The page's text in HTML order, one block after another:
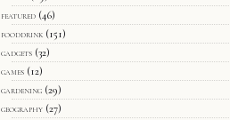
featured (46)
fooddrink (151)
gadgets (32)
games (12)
gardening (29)
geography (27)